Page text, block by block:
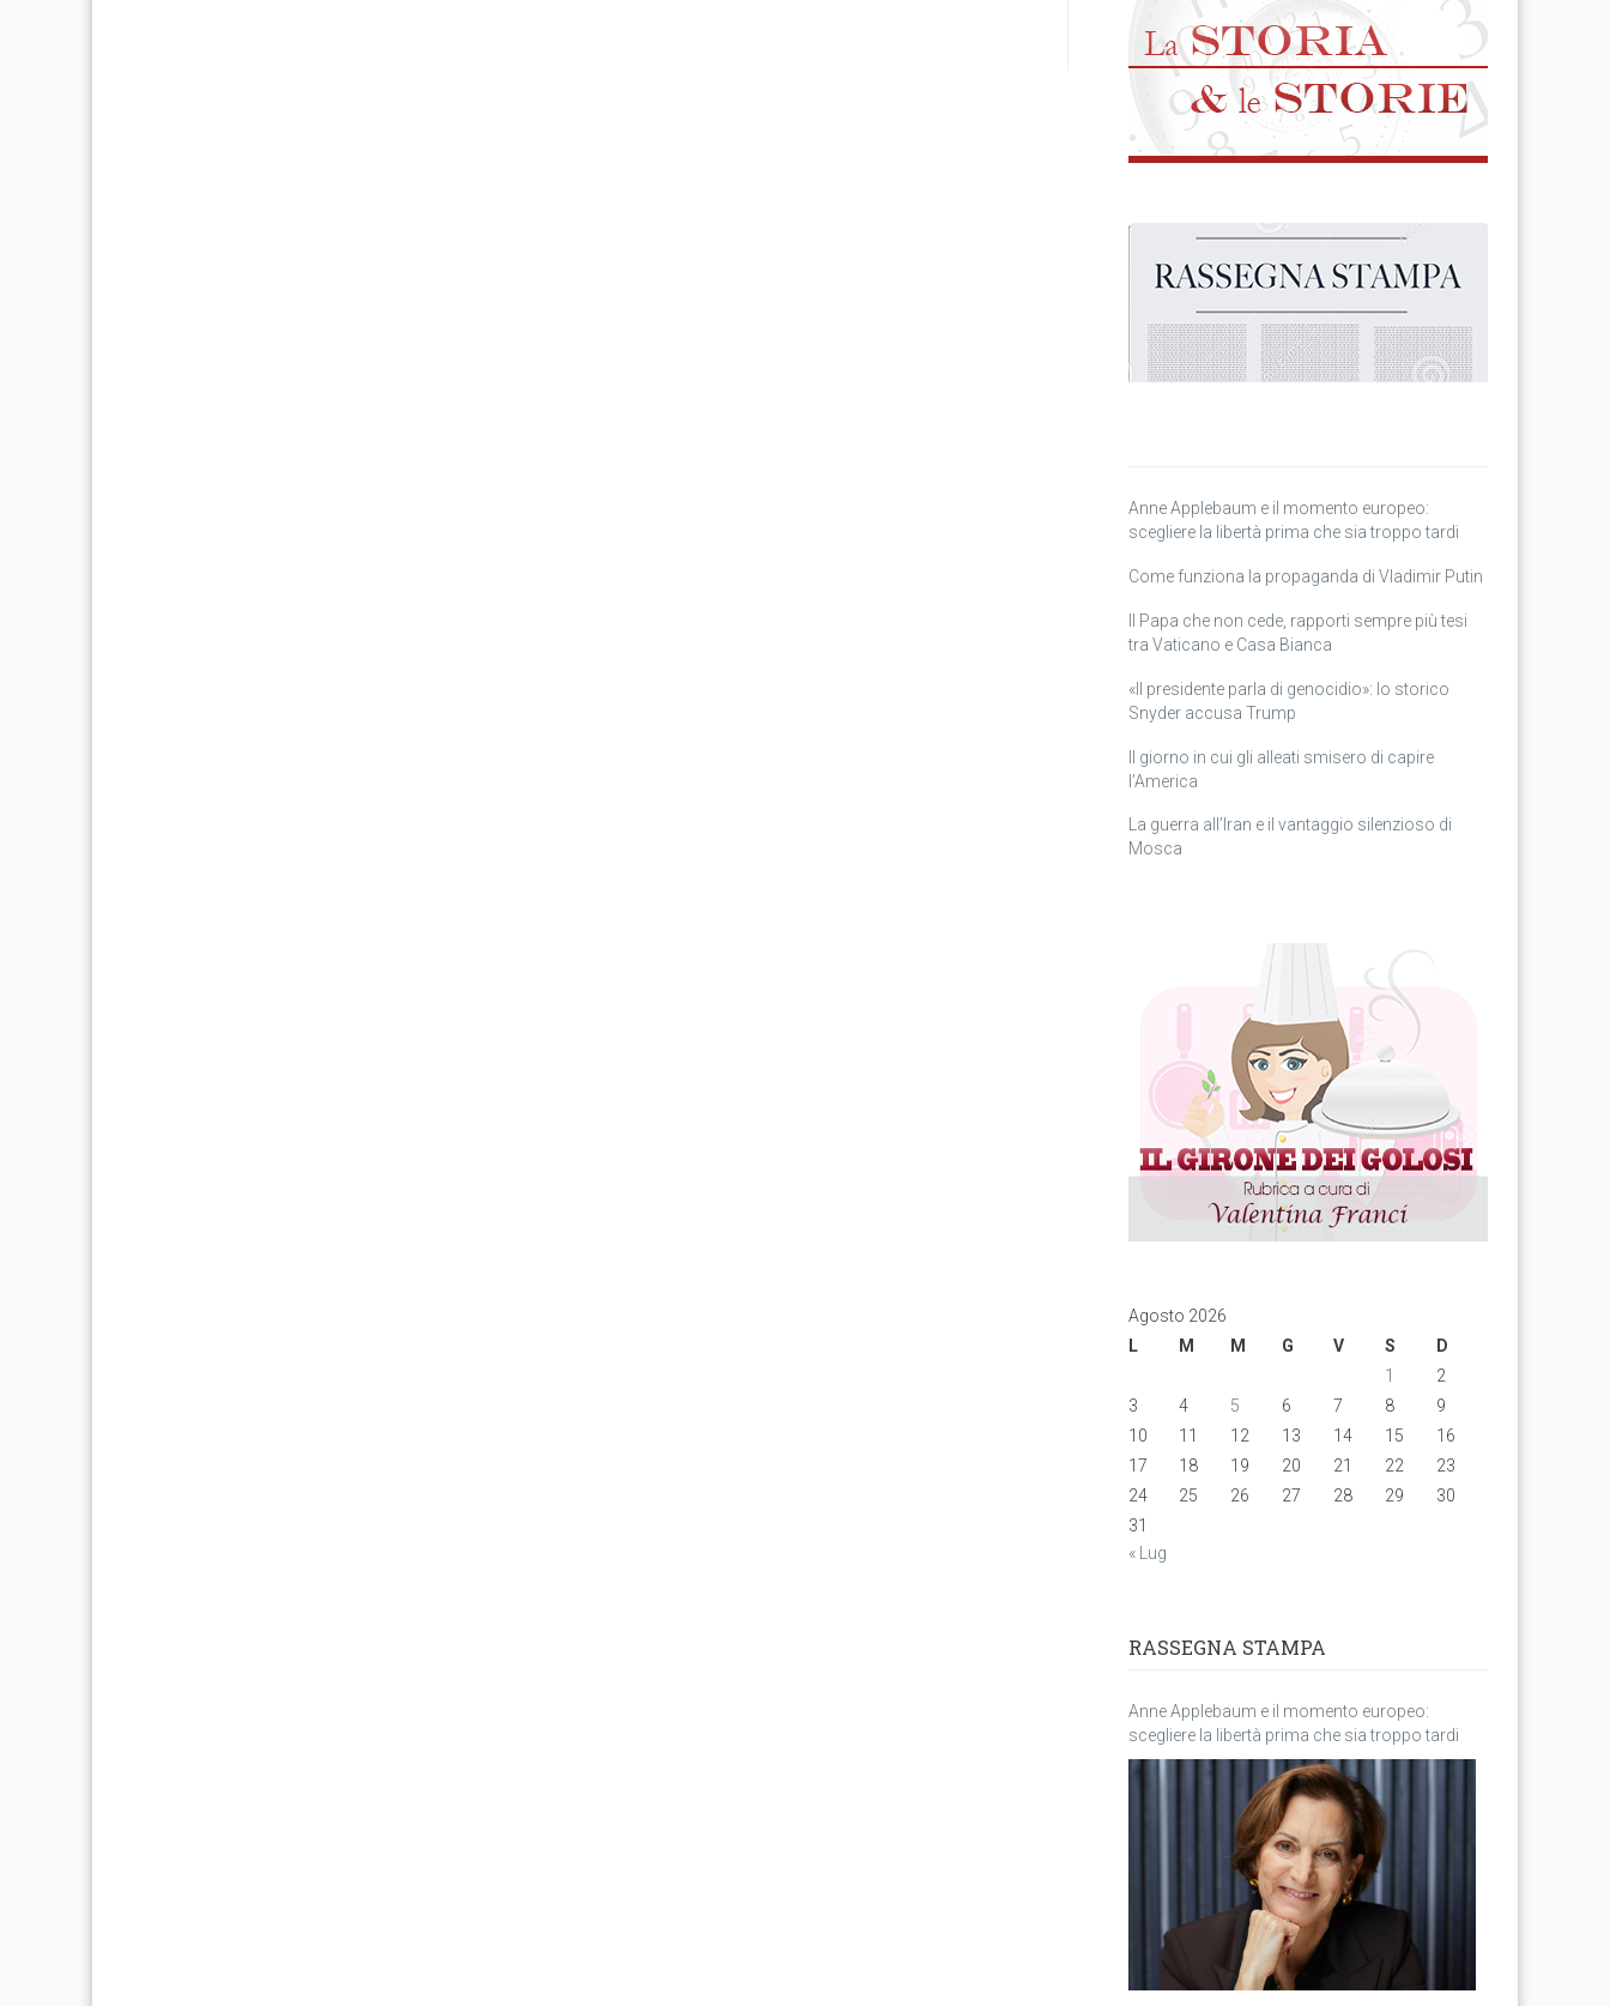
Anne Applebaum e il momento europeo:
scegliere la libertà prima che sia troppo tardi
Come funziona la propaganda di Vladimir Putin
Il Papa che non cede, rapporti sempre più tesi
tra Vaticano e Casa Bianca
«Il presidente parla di genocidio»: lo storico
Snyder accusa Trump
Il giorno in cui gli alleati smisero di capire
l’America
La guerra all’Iran e il vantaggio silenzioso di
Mosca
Agosto 2026
L
M M G V S
D
1
2
3
4 5 6 7 8
9
10
11 12 13 14 15
16
17
18 19 20 21 22
23
24
25 26 27 28 29
30
31
« Lug
RASSEGNA STAMPA
Anne Applebaum e il momento europeo:
scegliere la libertà prima che sia troppo tardi